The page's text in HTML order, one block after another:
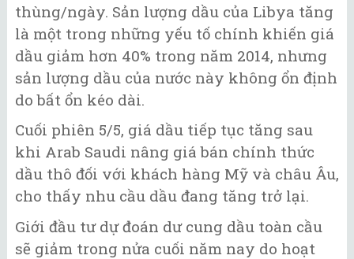
thùng/ngày. Sản lượng dầu của Libya tăng
là một trong những yếu tố chính khiến giá
dầu giảm hơn 40% trong năm 2014, nhưng
sản lượng dầu của nước này không ổn định
do bất ổn kéo dài.
Cuối phiên 5/5, giá dầu tiếp tục tăng sau
khi Arab Saudi nâng giá bán chính thức
dầu thô đối với khách hàng Mỹ và châu Âu,
cho thấy nhu cầu dầu đang tăng trở lại.
Giới đầu tư dự đoán dư cung dầu toàn cầu
sẽ giảm trong nửa cuối năm nay do hoạt